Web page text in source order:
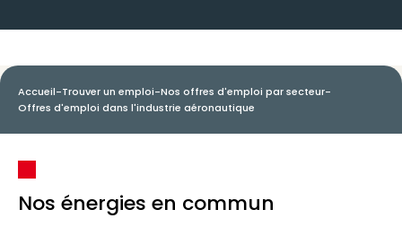
Accueil-Trouver un emploi-Nos offres d'emploi par secteur-
Offres d'emploi dans l'industrie aéronautique
Nos énergies en commun